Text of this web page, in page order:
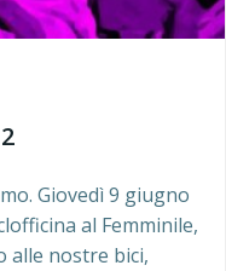
Giovedì 9 giugno
al Femminile,
alle nostre bici,